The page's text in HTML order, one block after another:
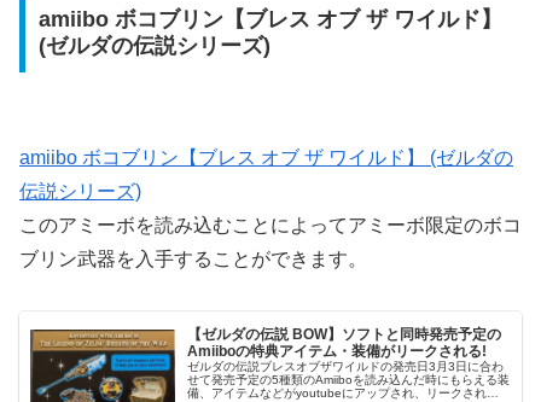
amiibo ボコブリン【ブレス オブ ザ ワイルド】
(ゼルダの伝説シリーズ)
amiibo ボコブリン【ブレス オブ ザ ワイルド】 (ゼルダの
伝説シリーズ)
このアミーボを読み込むことによってアミーボ限定のボコ
ブリン武器を入手することができます。
【ゼルダの伝説 BOW】ソフトと同時発売予定の
Amiiboの特典アイテム・装備がリークされる!
ゼルダの伝説ブレスオブザワイルドの発売日3月3日に合わ
せて発売予定の5種類のAmiiboを読み込んだ時にもらえる装
備、アイテムなどがyoutubeにアップされ、リークされて